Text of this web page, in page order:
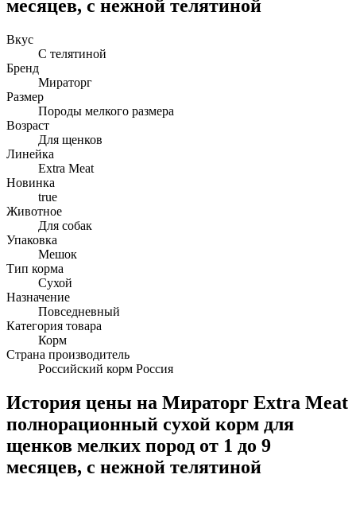
месяцев, c нежной телятиной
Вкус
С телятиной
Бренд
Мираторг
Размер
Породы мелкого размера
Возраст
Для щенков
Линейка
Extra Meat
Новинка
true
Животное
Для собак
Упаковка
Мешок
Тип корма
Сухой
Назначение
Повседневный
Категория товара
Корм
Страна производитель
Российский корм Россия
История цены на Мираторг Extra Meat
полнорационный сухой корм для
щенков мелких пород от 1 до 9
месяцев, c нежной телятиной